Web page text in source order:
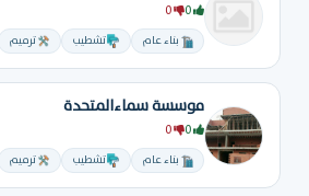
بناء عام تشطيب ترميم
موسسة سماءالمتحدة
بناء عام تشطيب ترميم